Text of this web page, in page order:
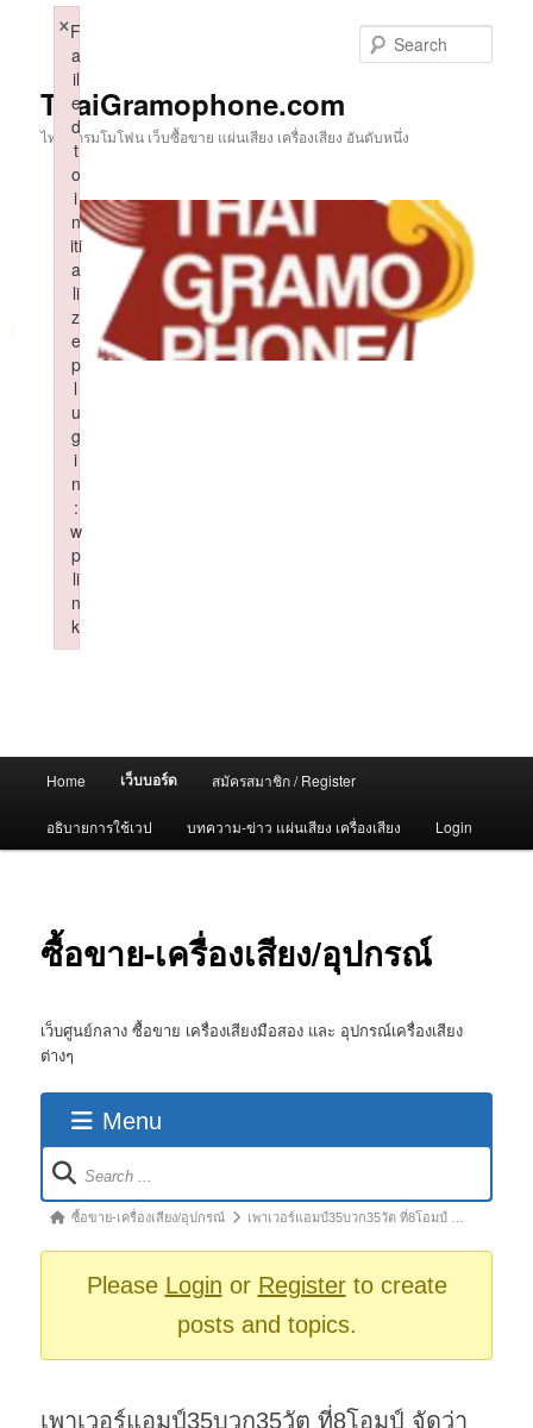
ThaiGramophone.com
ไทยแกรมโมโฟน เว็บซื้อขาย แผ่นเสียง เครื่องเสียง อันดับหนึ่ง
Home เว็บบอร์ด สมัครสมาชิก / Register
อธิบายการใช้เวป บทความ-ข่าว แผ่นเสียง เครื่องเสียง Login
ซื้อขาย-เครื่องเสียง/อุปกรณ์
เว็บศูนย์กลาง ซื้อขาย เครื่องเสียงมือสอง และ อุปกรณ์เครื่องเสียง
ต่างๆ
Menu
Forum
Navigation
Forumซื้อขาย-เครื่องเสียง/อุปกรณ์ เพาเวอร์แอมป์35บวก35วัต ที่8โอมป์ …
Please Login or Registerto create
posts and topics.
เพาเวอร์แอมป์35บวก35วัต ที่8โอมป์ จัดว่า
F
a
il
e
d
t
o
i
n
iti
a
li
z
e
p
l
u
g
i
n
:
w
p
li
n
k
×
Failed to initialize plugin: wplink